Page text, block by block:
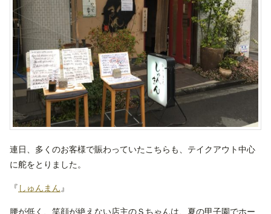
連日、多くのお客様で賑わっていたこちらも、テイクアウト中心
に舵をとりました。
『 しゅんまん 』
腰が低く、笑顔が絶えない店主のＳちゃんは、夏の甲子園でホー